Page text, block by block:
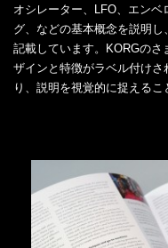
オシレーター、LFO、エン
グ、などの基本概念を説明
記載しています。KORGの
ザインと特徴がラベル付けさ
り、説明を視覚的に捉えるこ